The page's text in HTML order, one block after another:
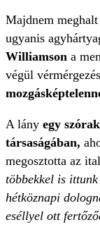
Majdnem
ugyanis
Williamson a
végül
A lány egy
társaságában,
megosztotta az
többekkel is
hétköznapi
eséllyel ott